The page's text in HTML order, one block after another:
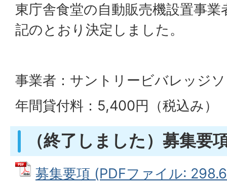
東庁舎食堂の自動販売機設置事
記のとおり決定しました。
事業者：サントリービバレッジ
年間貸付料：5,400円（税込み）
（終了しました）募集要
募集要項 (PDFファイル: